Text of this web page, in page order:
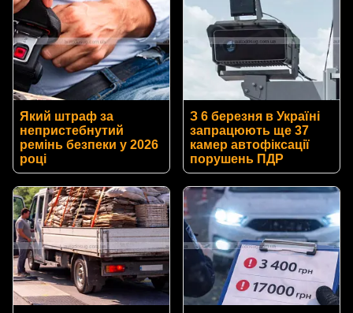
Який штраф за
непристебнутий
ремінь безпеки у 2026
році
З 6 березня в Україні
запрацюють ще 37
камер автофіксації
порушень ПДР